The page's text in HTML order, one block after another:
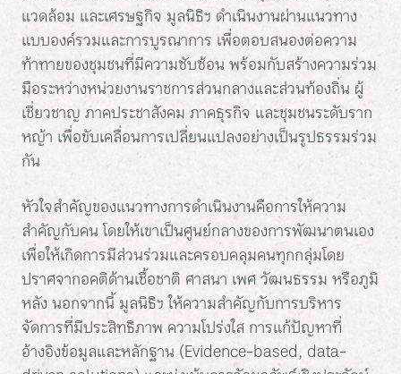
แวดล้อม และเศรษฐกิจ มูลนิธิฯ ดำเนินงานผ่านแนวทาง
แบบองค์รวมและการบูรณาการ เพื่อตอบสนองต่อความ
ท้าทายของชุมชนที่มีความซับซ้อน พร้อมกับสร้างความร่วม
มือระหว่างหน่วยงานราชการส่วนกลางและส่วนท้องถิ่น ผู้
เชี่ยวชาญ ภาคประชาสังคม ภาคธุรกิจ และชุมชนระดับราก
หญ้า เพื่อขับเคลื่อนการเปลี่ยนแปลงอย่างเป็นรูปธรรมร่วม
กัน
หัวใจสำคัญของแนวทางการดำเนินงานคือการให้ความ
สำคัญกับคน โดยให้เขาเป็นศูนย์กลางของการพัฒนาตนเอง
เพื่อให้เกิดการมีส่วนร่วมและครอบคลุมคนทุกกลุ่มโดย
ปราศจากอคติด้านเชื้อชาติ ศาสนา เพศ วัฒนธรรม หรือภูมิ
หลัง นอกจากนี้ มูลนิธิฯ ให้ความสำคัญกับการบริหาร
จัดการที่มีประสิทธิภาพ ความโปร่งใส การแก้ปัญหาที่
อ้างอิงข้อมูลและหลักฐาน (Evidence-based, data-